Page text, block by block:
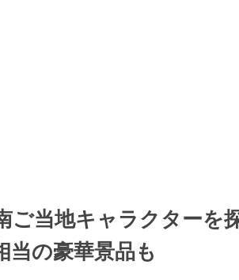
ご当地キャラクターを
当の豪華景品も